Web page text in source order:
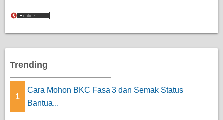
Trending
1
Cara Mohon BKC Fasa 3 dan Semak Status
Bantua...